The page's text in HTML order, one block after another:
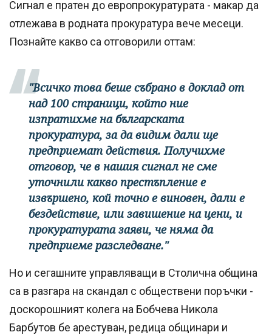
Сигнал е пратен до европрокуратурата - макар да
отлежава в родната прокуратура вече месеци.
Познайте какво са отговорили оттам:
"Всичко това беше събрано в доклад от
над 100 страници, който ние
изпратихме на българската
прокуратура, за да видим дали ще
предприемат действия. Получихме
отговор, че в нашия сигнал не сме
уточнили какво престъпление е
извършено, кой точно е виновен, дали е
бездействие, или завишение на цени, и
прокуратурата заяви, че няма да
предприеме разследване."
Но и сегашните управляващи в Столична община
са в разгара на скандал с обществени поръчки -
доскорошният колега на Бобчева Никола
Барбутов бе арестуван, редица общинари и